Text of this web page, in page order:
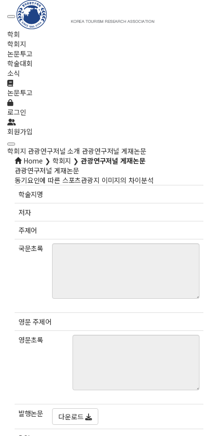
학회
학회지
논문투고
학술대회
소식
논문투고
로그인
회원가입
학회지 관광연구저널 소개 관광연구저널 게재논문
Home ❯ 학회지 ❯ 관광연구저널 게재논문
관광연구저널 게재논문
동기요인에 따른 스포츠관광지 이미지의 차이분석
학술지명
저자
주제어
국문초록
영문 주제어
영문초록
발행논문 다운로드